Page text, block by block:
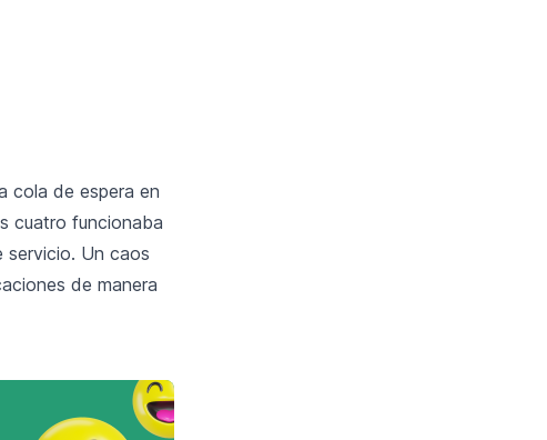
cola de espera en
cuatro funcionaba
servicio. Un caos
de manera